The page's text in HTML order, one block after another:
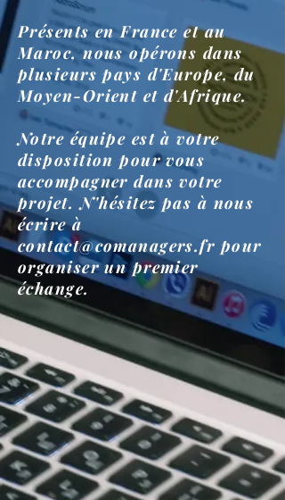
Présents en France et au
Maroc, nous opérons dans
plusieurs pays d'Europe, du
Moyen-Orient et d'Afrique.
Notre équipe est à votre
disposition pour vous
accompagner dans votre
projet. N'hésitez pas à nous
écrire à
contact@comanagers.fr pour
organiser un premier
échange.